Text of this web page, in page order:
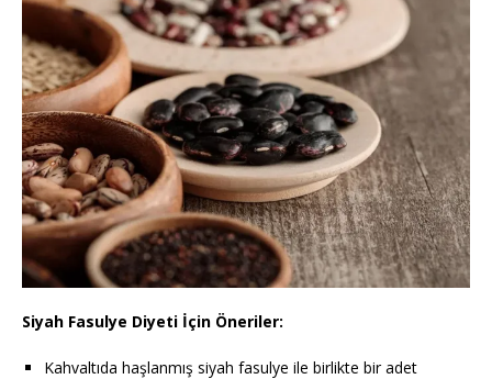
Siyah Fasulye Diyeti İçin Öneriler:
Kahvaltıda haşlanmış siyah fasulye ile birlikte bir adet